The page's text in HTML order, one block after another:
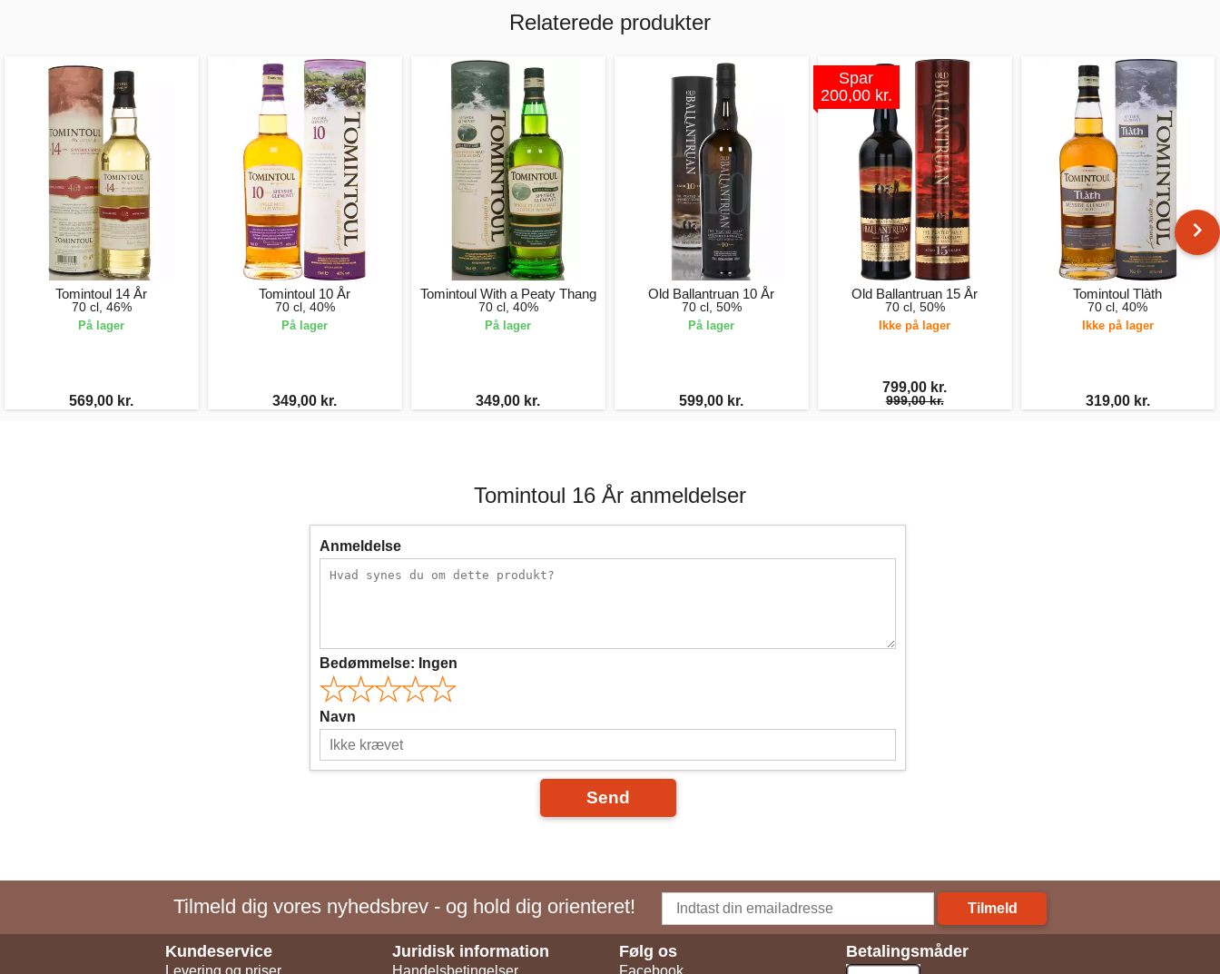
Relaterede produkter
Tomintoul 14 År
70 cl, 46%
På lager
569,00 kr.
Tomintoul 10 År
70 cl, 40%
På lager
349,00 kr.
Tomintoul With a Peaty Thang
70 cl, 40%
På lager
349,00 kr.
Old Ballantruan 10 År
70 cl, 50%
På lager
599,00 kr.
Spar
200,00 kr.
Old Ballantruan 15 År
70 cl, 50%
Ikke på lager
799,00 kr.
999,00 kr.
Tomintoul Tlàth
70 cl, 40%
Ikke på lager
319,00 kr.
Tomintoul 16 År anmeldelser
Anmeldelse
Bedømmelse: Ingen
Navn
Send
Tilmeld dig vores nyhedsbrev - og hold dig orienteret! Tilmeld
Kundeservice
Levering og priser
Juridisk information
Handelsbetingelser
Følg os
Facebook
Betalingsmåder